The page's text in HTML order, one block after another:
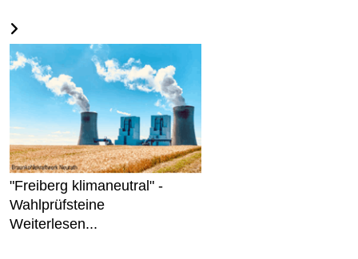
"Freiberg klimaneutral" -
Wahlprüfsteine
Weiterlesen...